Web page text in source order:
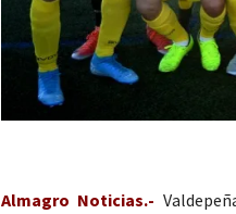
Almagro Noticias.-